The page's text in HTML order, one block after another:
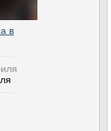
в